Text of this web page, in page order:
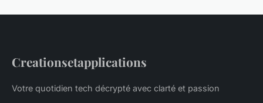
Creationsetapplications
Votre quotidien tech décrypté avec clarté et passion